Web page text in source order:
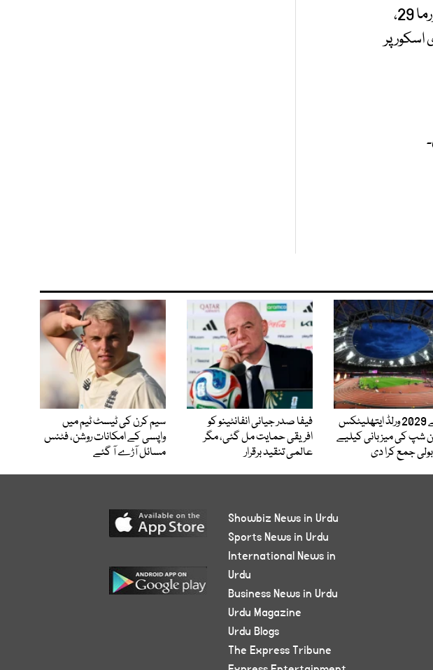
بھارت کی جانب سے سنجو سیمسن 56 رنز بنا کر نمایاں رہے۔ ابھیشیک شرما 38، تلک ورما 29،
1 اور ارشدیپ سنگھ 1 کے انفرادی اسکور پر
لندن نے 2029 ورلڈ ایتھلیٹکس
شپ کی میزبانی کیلیے
جمع کرا دی
فیفا صدر جیانی انفانٹینو کو
افریقی حمایت مل گئی، مگر
عالمی تنقید برقرار
سیم کرن کی ٹیسٹ ٹیم میں
واپسی کے امکانات روشن، فٹنس
مسائل آڑے آ گئے
Showbiz News in Urdu
Sports News in Urdu
International News in
Urdu
Business News in Urdu
Urdu Magazine
Urdu Blogs
The Express Tribune